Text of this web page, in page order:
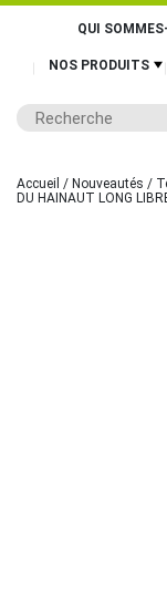
QUI
NOS PRODUITS
Accueil / Nouveautés /
DU HAINAUT LONG